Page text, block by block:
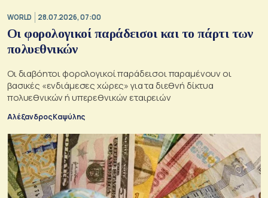
WORLD 28.07.2026, 07:00
Οι φορολογικοί παράδεισοι και το πάρτι των
πολυεθνικών
Οι διαβόητοι φορολογικοί παράδεισοι παραμένουν οι
βασικές «ενδιάμεσες χώρες» για τα διεθνή δίκτυα
πολυεθνικών ή υπερεθνικών εταιρειών
Αλέξανδρος Καψύλης